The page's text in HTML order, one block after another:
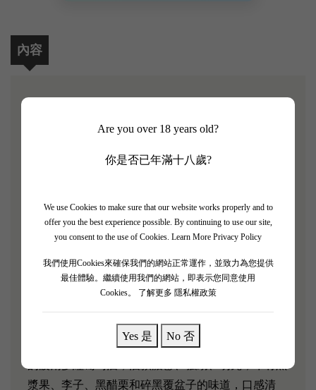
Are you over 18 years old?
你是否已年滿十八歲?
We use Cookies to make sure that our website works properly and to
offer you the best experience possible. By continuing to use our site,
you consent to the use of Cookies. Learn More Privacy Policy
我們使用Cookies來確保我們的網站正常運作，並致力為您提供
最佳體驗。繼續使用我們的網站，即表示您同意使用
Cookies。
了解更多 隱私權政策
Yes 是 No 否
內容
的莊園。該莊園佔地 90 公頃（222 英畝），其中一
半多一點在葡萄藤下。
Sales 以生產可在年輕時飲用的葡萄酒而聞名，只有
50% 的葡萄酒在桶中陳釀。五個多世紀以來，這座城
堡一直屬於蘭伯特家族。
Château De Sales 2021是一款乾型、中等酒體、精緻
漿果、李子、黑醋栗和碎黑覆盆子的味道，口感清